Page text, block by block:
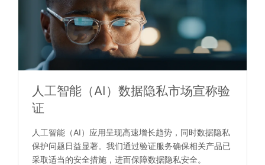
人工智能（AI）数据隐私市场宣称验
证
人工智能（AI）应用呈现高速增长趋势，同时数据隐私
保护问题日益显著。我们通过验证服务确保相关产品已
采取适当的安全措施，进而保障数据隐私安全。